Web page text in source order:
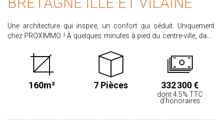
Une architecture qui inspire, un confort qui séduit. Uniquement
chez PROXIMMO ! À quelques minutes à pied du centre-ville, dans
de vie, cette villa contemporaine de près de 160 m², construite en
2015 puis agrandie en 2020, offre un cadre de vie où architecture,
confort et fonctionnalité s'accordent parfaitement. Les volumes
généreux, la luminosité omniprésente et l'architecture
contemporaine confèrent immédiatement à cette propriété une
atmosphère élégante et chaleureuse. La pièce de vie d'environ 46
160m² 7 Pièces 332 300 €
dont 4.5% TTC
d'honoraires